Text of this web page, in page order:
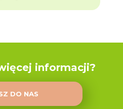
informacji?
DO NAS